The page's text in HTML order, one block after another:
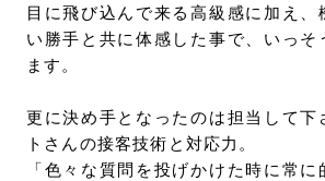
目に飛び込んで来る⾼級感に加え、
い勝⼿と共に体感した事で、いっそ
ます。
更に決め⼿となったのは担当して下
トさんの接客技術と対応⼒。
「色々な質問を投げかけた時に常に